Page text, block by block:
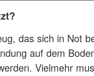
das sich in Not
auf dem
Vielmehr